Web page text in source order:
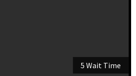
5 Wait Time